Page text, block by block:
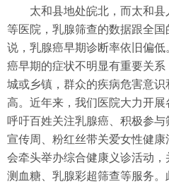
太和县地处皖北，而太和
等医院，乳腺筛查的数据跟全
说，乳腺癌早期诊断率依旧偏
癌早期的症状不明显有重要关
城或乡镇，群众的疾病危害意
高。近年来，我们医院大力开展
呼吁百姓关注乳腺癌、积极参
宣传周、粉红丝带关爱女性健
会牵头举办综合健康义诊活动，
测血糖、乳腺彩超筛查等服务